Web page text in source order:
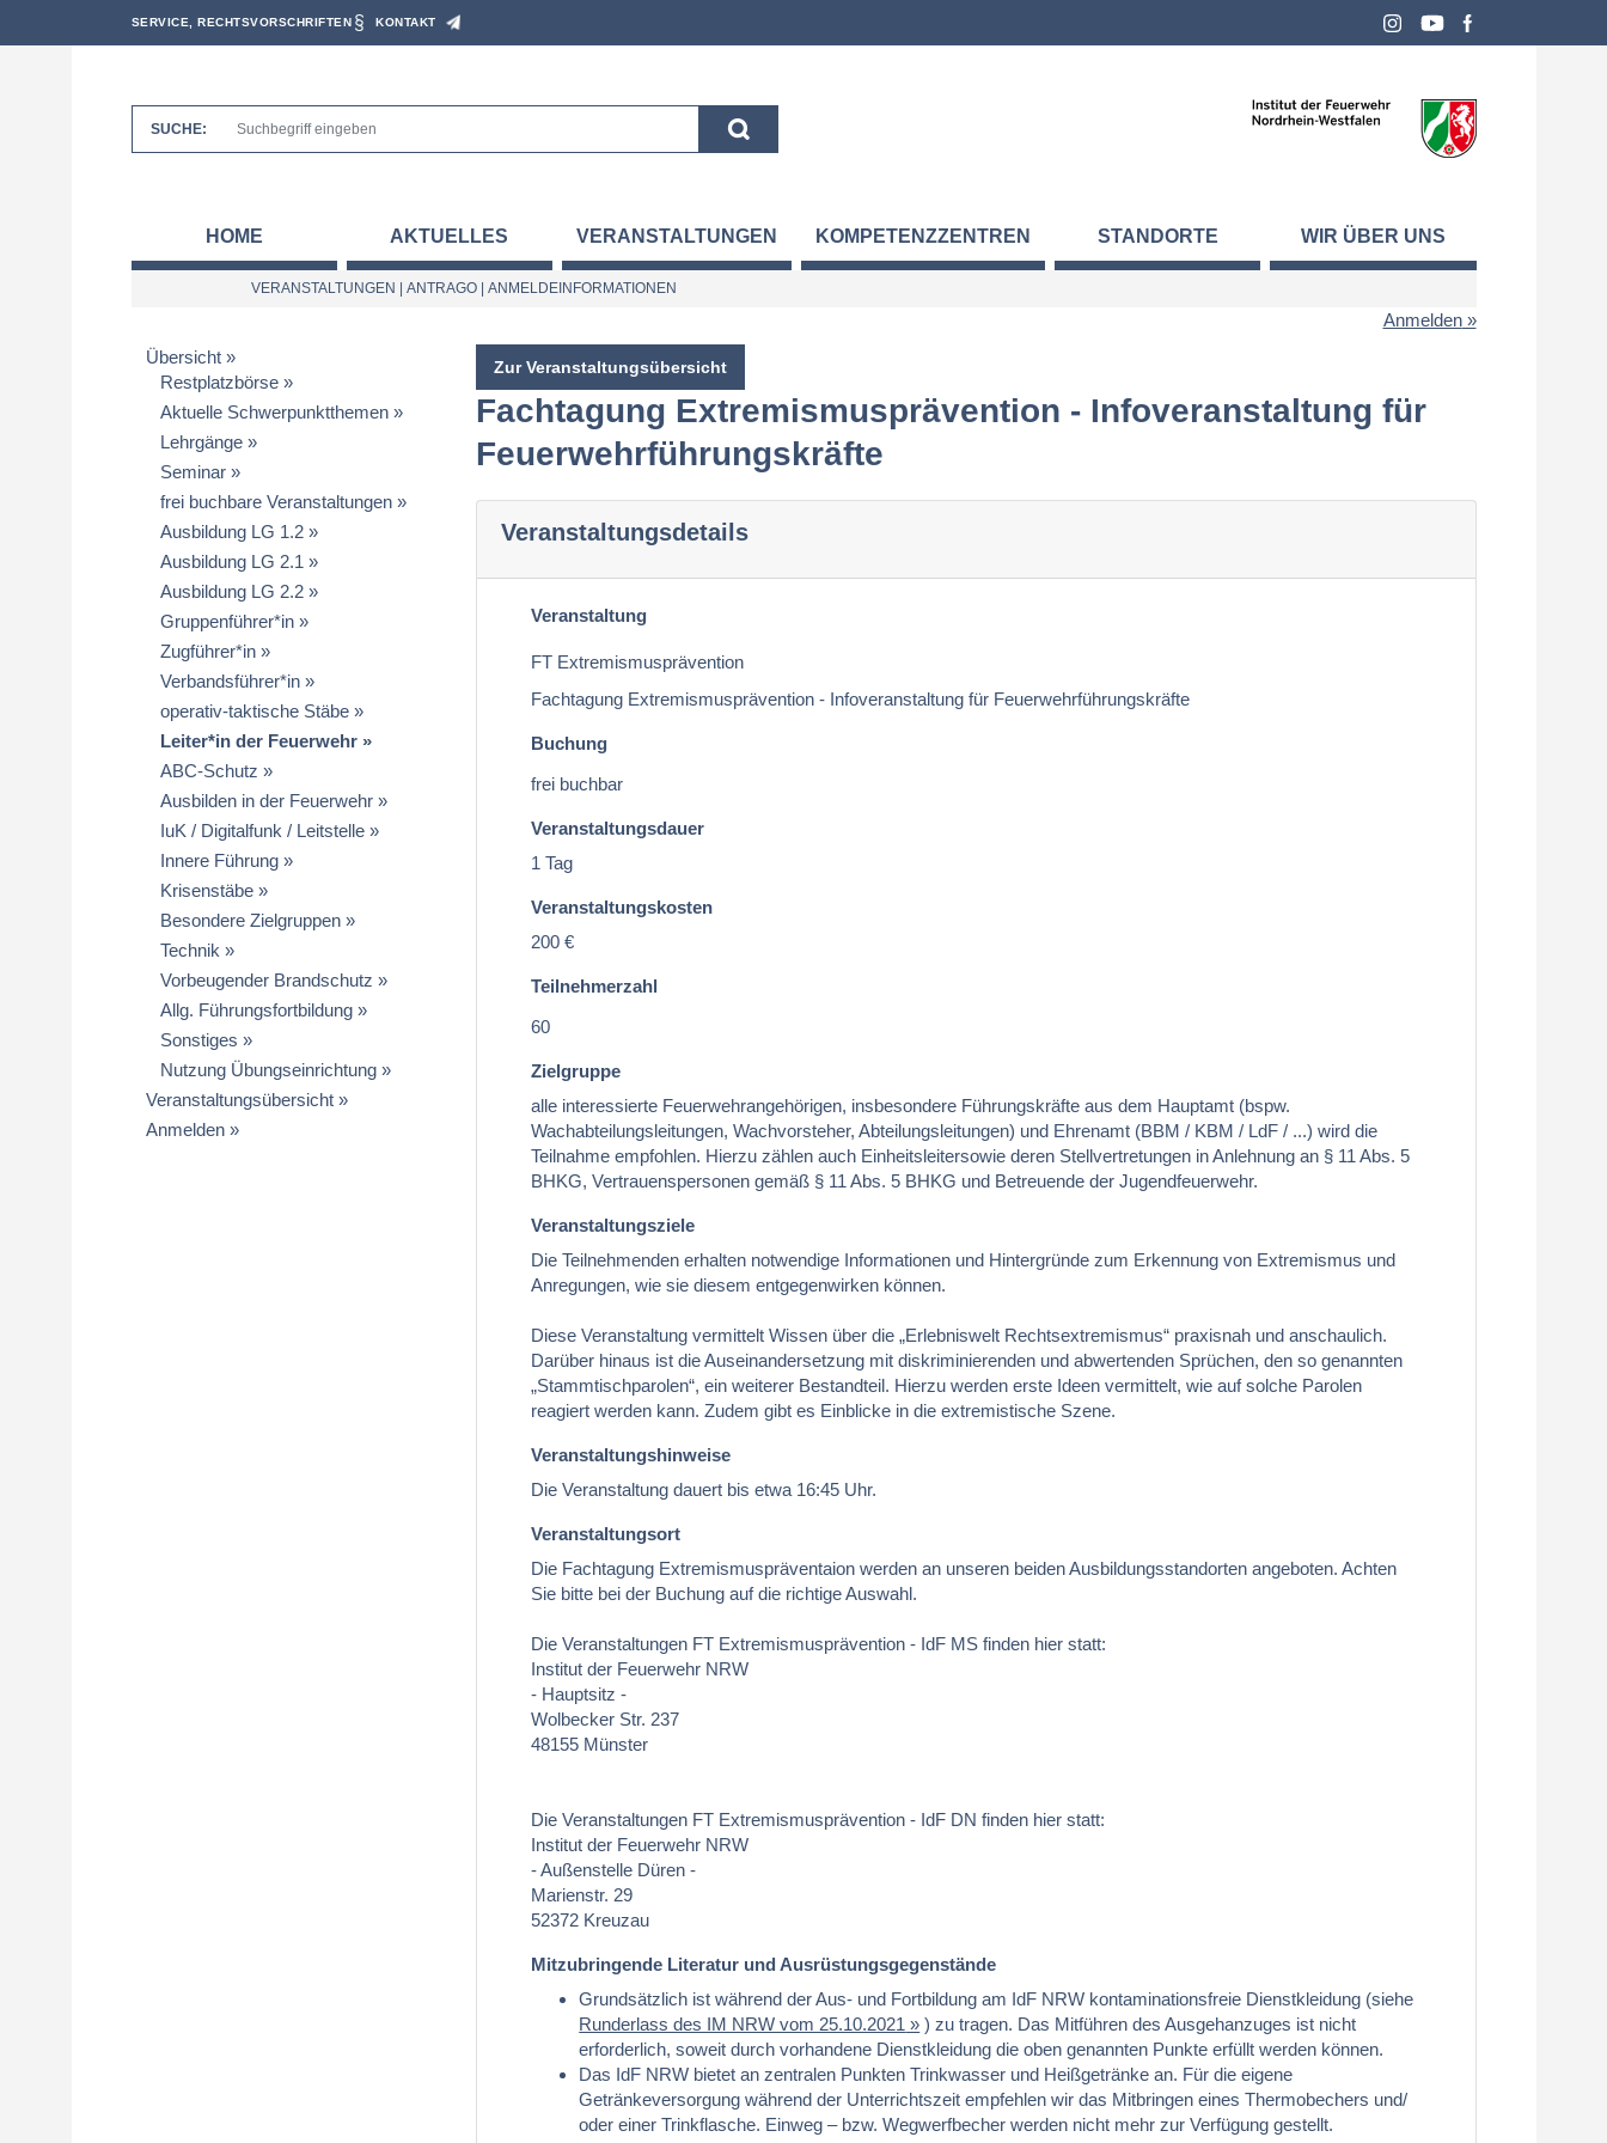
SERVICE, RECHTSVORSCHRIFTEN KONTAKT
SUCHE:
HOME AKTUELLES VERANSTALTUNGEN KOMPETENZZENTREN STANDORTE WIR ÜBER UNS
VERANSTALTUNGEN ANTRAGO| ANMELDEINFORMATIONEN
Anmelden
Übersicht
Restplatzbörse
Aktuelle Schwerpunktthemen
Lehrgänge
Seminar
frei buchbare Veranstaltungen
Ausbildung LG 1.2
Ausbildung LG 2.1
Ausbildung LG 2.2
Gruppenführer*in
Zugführer*in
Verbandsführer*in
operativ-taktische Stäbe
Leiter*in der Feuerwehr
ABC-Schutz
Ausbilden in der Feuerwehr
IuK / Digitalfunk / Leitstelle
Innere Führung
Krisenstäbe
Besondere Zielgruppen
Technik
Vorbeugender Brandschutz
Allg. Führungsfortbildung
Sonstiges
Nutzung Übungseinrichtung
Veranstaltungsübersicht
Anmelden
Zur Veranstaltungsübersicht
Fachtagung Extremismusprävention - Infoveranstaltung für
Feuerwehrführungskräfte
Veranstaltungsdetails
Veranstaltung
FT Extremismusprävention
Fachtagung Extremismusprävention - Infoveranstaltung für Feuerwehrführungskräfte
Buchung
frei buchbar
Veranstaltungsdauer
1 Tag
Veranstaltungskosten
200 €
Teilnehmerzahl
60
Zielgruppe
alle interessierte Feuerwehrangehörigen, insbesondere Führungskräfte aus dem Hauptamt (bspw.
Wachabteilungsleitungen, Wachvorsteher, Abteilungsleitungen) und Ehrenamt (BBM / KBM / LdF / ...) wird die
Teilnahme empfohlen. Hierzu zählen auch Einheitsleitersowie deren Stellvertretungen in Anlehnung an § 11 Abs. 5
BHKG, Vertrauenspersonen gemäß § 11 Abs. 5 BHKG und Betreuende der Jugendfeuerwehr.
Veranstaltungsziele
Die Teilnehmenden erhalten notwendige Informationen und Hintergründe zum Erkennung von Extremismus und
Anregungen, wie sie diesem entgegenwirken können.
Diese Veranstaltung vermittelt Wissen über die „Erlebniswelt Rechtsextremismus“ praxisnah und anschaulich.
Darüber hinaus ist die Auseinandersetzung mit diskriminierenden und abwertenden Sprüchen, den so genannten
„Stammtischparolen“, ein weiterer Bestandteil. Hierzu werden erste Ideen vermittelt, wie auf solche Parolen
reagiert werden kann. Zudem gibt es Einblicke in die extremistische Szene.
Veranstaltungshinweise
Die Veranstaltung dauert bis etwa 16:45 Uhr.
Veranstaltungsort
Die Fachtagung Extremismuspräventaion werden an unseren beiden Ausbildungsstandorten angeboten.Achten
Sie bitte bei der Buchung auf die richtige Auswahl.
Die Veranstaltungen FT Extremismusprävention - IdF MS finden hier statt:
Institut der Feuerwehr NRW
- Hauptsitz -
Wolbecker Str. 237
48155 Münster
Die Veranstaltungen FT Extremismusprävention - IdF DN finden hier statt:
Institut der Feuerwehr NRW
- Außenstelle Düren -
Marienstr. 29
52372 Kreuzau
Mitzubringende Literatur und Ausrüstungsgegenstände
Grundsätzlich ist während der Aus- und Fortbildung am IdF NRW kontaminationsfreie Dienstkleidung (siehe
Runderlass des IM NRW vom 25.10.2021
) zu tragen. Das Mitführen des Ausgehanzuges ist nicht
erforderlich, soweit durch vorhandene Dienstkleidung die oben genannten Punkte erfüllt werden können.
Das IdF NRW bietet an zentralen Punkten Trinkwasser und Heißgetränke an. Für die eigene
Getränkeversorgung während der Unterrichtszeit empfehlen wir das Mitbringen eines Thermobechers und/
oder einer Trinkflasche. Einweg – bzw. Wegwerfbecher werden nicht mehr zur Verfügung gestellt.